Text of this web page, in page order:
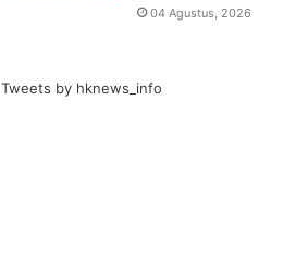
04 Agustus, 2026
Tweets by hknews_info